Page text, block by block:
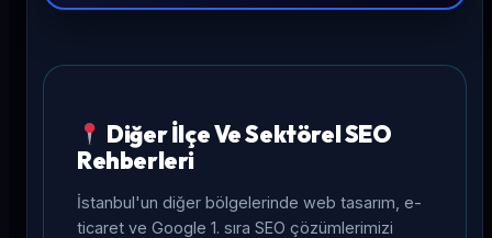
Diğer İlçe Ve Sektörel SEO
Rehberleri
İstanbul'un diğer bölgelerinde web tasarım, e-
ticaret ve Google 1. sıra SEO çözümlerimizi